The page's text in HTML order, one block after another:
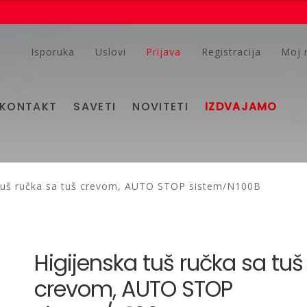
Isporuka Uslovi Prijava Registracija Moj
KONTAKT SAVETI NOVITETI
IZDVAJAMO
ručka sa tuš crevom, AUTO STOP sistem/N100B
Higijenska tuš ručka sa tuš
crevom, AUTO STOP